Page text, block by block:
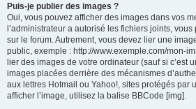
Puis-je publier des images ?
Oui, vous pouvez afficher des images dans vos
l’administrateur a autorisé les fichiers joints,
sur le forum. Autrement, vous devez lier une
public, exemple : http://www.exemple.com/mon-
lier des images de votre ordinateur (sauf si c’est
images placées derrière des mécanismes
aux lettres Hotmail ou Yahoo!, sites protégés par
afficher l’image, utilisez la balise BBCode [img].